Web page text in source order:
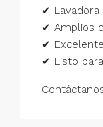
✔ Lavadora
✔ Amplios
✔
✔ Listo